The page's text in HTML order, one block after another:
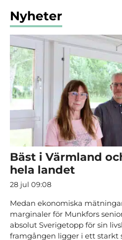
Nyheter
Bäst i Värmland
hela landet
28 jul 09:08
Medan ekonomiska
marginaler för Munkfors
absolut Sverigetopp för sin
framgången ligger i ett starkt